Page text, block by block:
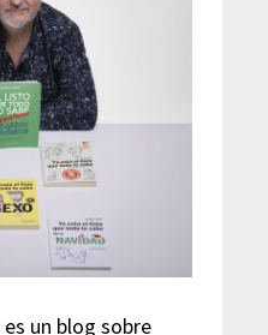
es un blog sobre